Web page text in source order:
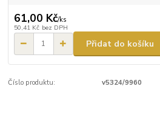
61,00 Kč/ks
50,41 Kč bez DPH
Přidat do košíku
Číslo produktu: v5324/9960